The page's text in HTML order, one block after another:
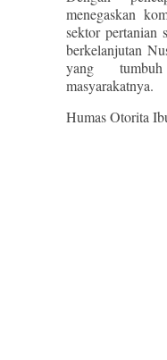
menegaskan
sektor pertanian
berkelanjutan
yang
masyarakatnya.
Humas Otorita